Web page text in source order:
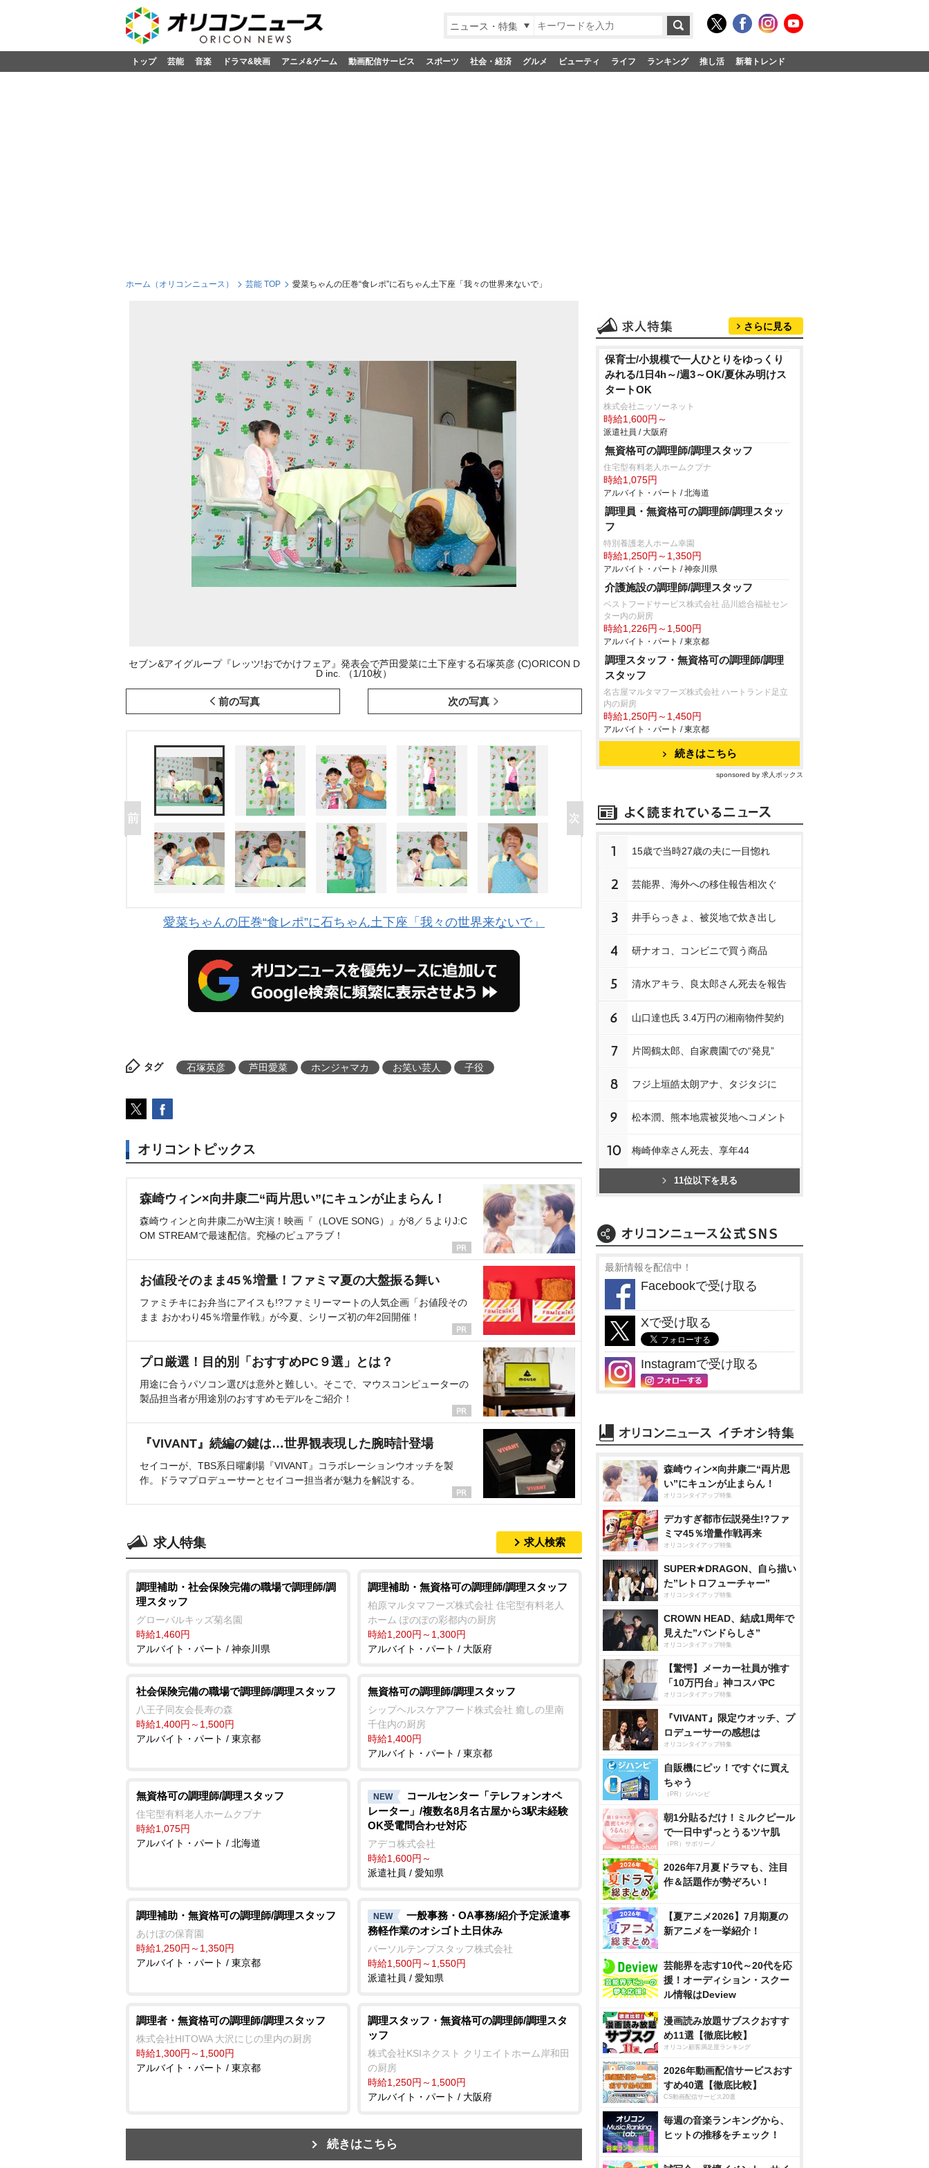
ニュース・特集
トップ 芸能 音楽 ドラマ&映画 アニメ&ゲーム 動画配信サービス スポーツ 社会・経済 グルメ ビューティ ライフ ランキング 推し活 新着トレンド
ホーム（オリコンニュース） 芸能 TOP 愛菜ちゃんの圧巻“食レポ”に石ちゃん土下座「我々の世界来ないで」
セブン&アイグループ『レッツ!おでかけフェア』発表会で芦田愛菜に土下座する石塚英彦 (C)ORICON D
D inc. （1/10枚）
前の写真 次の写真
愛菜ちゃんの圧巻“食レポ”に石ちゃん土下座「我々の世界来ないで」
タグ 石塚英彦 芦田愛菜 ホンジャマカ お笑い芸人 子役
オリコントピックス
森崎ウィン×向井康二“両片思い”にキュンが止まらん！
森崎ウィンと向井康二がW主演！映画『（LOVE SONG）』が8／５よりJ:C
OM STREAMで最速配信。究極のピュアラブ！
お値段そのまま45％増量！ファミマ夏の大盤振る舞い
ファミチキにお弁当にアイスも!?ファミリーマートの人気企画「お値段その
まま おかわり45％増量作戦」が今夏、シリーズ初の年2回開催！
プロ厳選！目的別「おすすめPC９選」とは？
用途に合うパソコン選びは意外と難しい。そこで、マウスコンピューターの
製品担当者が用途別のおすすめモデルをご紹介！
『VIVANT』続編の鍵は…世界観表現した腕時計登場
セイコーが、TBS系日曜劇場『VIVANT』コラボレーションウオッチを製
作。ドラマプロデューサーとセイコー担当者が魅力を解説する。
求人特集 求人検索
調理補助・社会保険完備の職場で調理師/調
理スタッフ
グローバルキッズ菊名園
時給1,460円
アルバイト・パート / 神奈川県
調理補助・無資格可の調理師/調理スタッフ
柏原マルタマフーズ株式会社 住宅型有料老人
ホーム ぽのぽの彩都内の厨房
時給1,200円～1,300円
アルバイト・パート / 大阪府
社会保険完備の職場で調理師/調理スタッフ
八王子同友会長寿の森
時給1,400円～1,500円
アルバイト・パート / 東京都
無資格可の調理師/調理スタッフ
シップヘルスケアフード株式会社 癒しの里南
千住内の厨房
時給1,400円
アルバイト・パート / 東京都
無資格可の調理師/調理スタッフ
住宅型有料老人ホームクプナ
時給1,075円
アルバイト・パート / 北海道
NEW
コールセンター「テレフォンオペ
レーター」/複数名8月名古屋から3駅未経験
OK受電問合わせ対応
アデコ株式会社
時給1,600円～
派遣社員 / 愛知県
調理補助・無資格可の調理師/調理スタッフ
あけぼの保育園
時給1,250円～1,350円
アルバイト・パート / 東京都
NEW
一般事務・OA事務/紹介予定派遣事
務軽作業のオシゴト土日休み
パーソルテンプスタッフ株式会社
時給1,500円～1,550円
派遣社員 / 愛知県
調理者・無資格可の調理師/調理スタッフ
株式会社HITOWA 大沢にじの里内の厨房
時給1,300円～1,500円
アルバイト・パート / 東京都
調理スタッフ・無資格可の調理師/調理スタ
ッフ
株式会社KSIネクスト クリエイトホーム岸和田
の厨房
時給1,250円～1,500円
アルバイト・パート / 大阪府
続きはこちら
さらに見る
保育士/小規模で一人ひとりをゆっくり
みれる/1日4h～/週3～OK/夏休み明けス
タートOK
株式会社ニッソーネット
時給1,600円～
派遣社員 / 大阪府
無資格可の調理師/調理スタッフ
住宅型有料老人ホームクプナ
時給1,075円
アルバイト・パート / 北海道
調理員・無資格可の調理師/調理スタッ
フ
特別養護老人ホーム幸園
時給1,250円～1,350円
アルバイト・パート / 神奈川県
介護施設の調理師/調理スタッフ
ベストフードサービス株式会社 品川総合福祉セン
ター内の厨房
時給1,226円～1,500円
アルバイト・パート / 東京都
調理スタッフ・無資格可の調理師/調理
スタッフ
名古屋マルタマフーズ株式会社 ハートランド足立
内の厨房
時給1,250円～1,450円
アルバイト・パート / 東京都
続きはこちら
sponsored by 求人ボックス
1 15歳で当時27歳の夫に一目惚れ
2 芸能界、海外への移住報告相次ぐ
3 井手らっきょ、被災地で炊き出し
4 研ナオコ、コンビニで買う商品
5 清水アキラ、良太郎さん死去を報告
6 山口達也氏 3.4万円の湘南物件契約
7 片岡鶴太郎、自家農園での“発見”
8 フジ上垣皓太朗アナ、タジタジに
9 松本潤、熊本地震被災地へコメント
10 梅崎伸幸さん死去、享年44
11位以下を見る
最新情報を配信中！
Facebookで受け取る
Xで受け取る
Instagramで受け取る
森崎ウィン×向井康二“両片思
い”にキュンが止まらん！
オリコンタイアップ特集
デカすぎ都市伝説発生!?ファ
ミマ45％増量作戦再来
オリコンタイアップ特集
SUPER★DRAGON、自ら描い
た”レトロフューチャー”
オリコンタイアップ特集
CROWN HEAD、結成1周年で
見えた”バンドらしさ”
オリコンタイアップ特集
【驚愕】メーカー社員が推す
「10万円台」神コスパPC
オリコンタイアップ特集
『VIVANT』限定ウオッチ、プ
ロデューサーの感想は
オリコンタイアップ特集
自販機にピッ！ですぐに買え
ちゃう
（PR）ジハンピ
朝1分貼るだけ！ミルクピール
で一日中ずっとうるツヤ肌
（PR）サボリーノ
2026年7月夏ドラマも、注目
作＆話題作が勢ぞろい！
【夏アニメ2026】7月期夏の
新アニメを一挙紹介！
芸能界を志す10代～20代を応
援！オーディション・スクー
ル情報はDeview
漫画読み放題サブスクおすす
め11選【徹底比較】
オリコン顧客満足度ランキング
2026年動画配信サービスおす
すめ40選【徹底比較】
CS動画配信サービス20選
毎週の音楽ランキングから、
ヒットの推移をチェック！